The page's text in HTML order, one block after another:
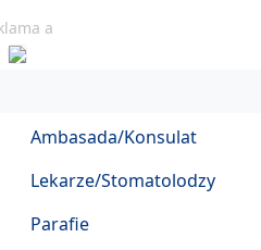
a
Ambasada/Konsulat
Lekarze/Stomatolodzy
Parafie